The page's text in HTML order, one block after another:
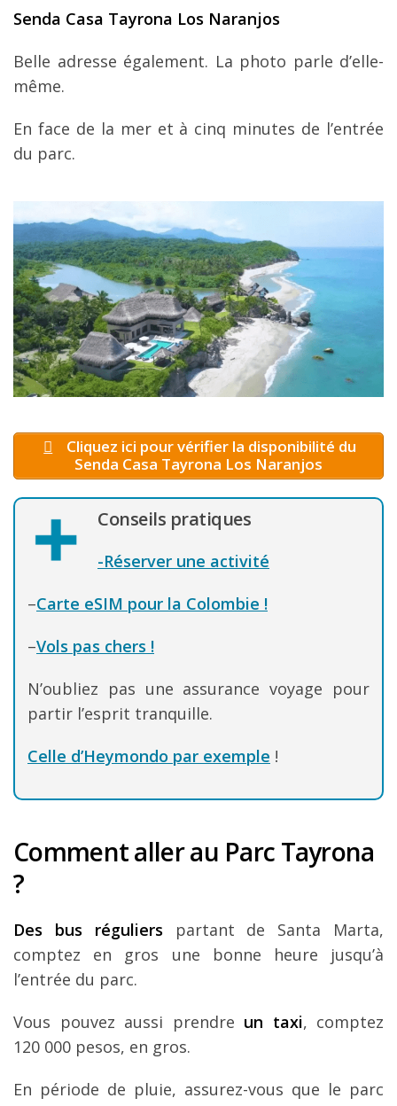
Senda Casa Tayrona Los Naranjos
Belle adresse également. La photo parle d’elle-
même.
En face de la mer et à cinq minutes de l’entrée
du parc.
Cliquez ici pour vérifier la disponibilité du
Senda Casa Tayrona Los Naranjos
Conseils pratiques
-Réserver une activité
–Carte eSIM pour la Colombie !
–Vols pas chers !
N’oubliez pas une assurance voyage pour
partir l’esprit tranquille.
Celle d’Heymondo par exemple !
Comment aller au Parc Tayrona
?
Des bus réguliers partant de Santa Marta,
comptez en gros une bonne heure jusqu’à
l’entrée du parc.
Vous pouvez aussi prendre un taxi, comptez
120 000 pesos, en gros.
En période de pluie, assurez-vous que le parc